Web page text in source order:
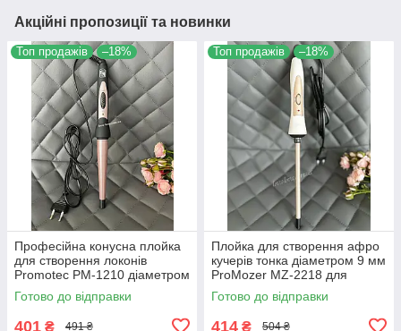
Акційні пропозиції та новинки
Топ продажів –18%
Професійна конусна плойка
для створення локонів
Promotec PM-1210 діаметром
13-25 мм потужністю 25 Вт
Готово до відправки
401 ₴ 491 ₴
Топ продажів –18%
Плойка для створення афро
кучерів тонка діаметром 9 мм
ProMozer MZ-2218 для
завивання волосся
Готово до відправки
414 ₴ 504 ₴